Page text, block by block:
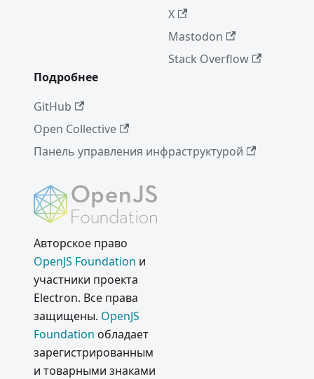
X
Mastodon
Stack Overflow
Подробнее
GitHub
Open Collective
Панель управления инфраструктурой
Авторское право
OpenJS Foundation и
участники проекта
Electron. Все права
защищены. OpenJS
Foundation обладает
зарегистрированным
и товарными знаками